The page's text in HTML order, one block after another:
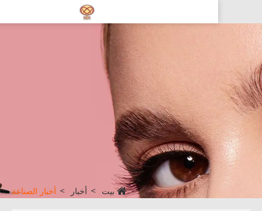
بيت أخبار أخبار الصناعة